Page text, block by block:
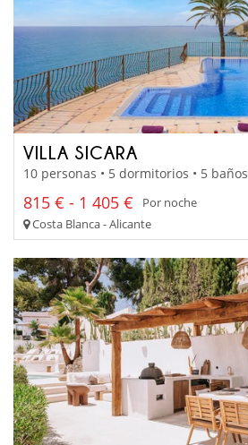
VILLA SICARA
10 personas • 5 dormitorios • 5 baños
815 € - 1 405 €
Por noche
Costa Blanca - Alicante